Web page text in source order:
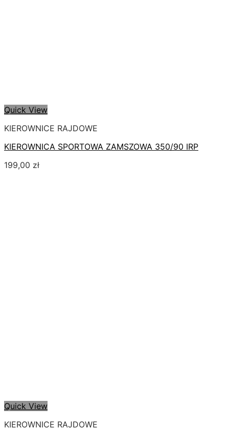
Quick View
KIEROWNICE RAJDOWE
KIEROWNICA SPORTOWA ZAMSZOWA 350/90 IRP
199,00 zł
Quick View
KIEROWNICE RAJDOWE